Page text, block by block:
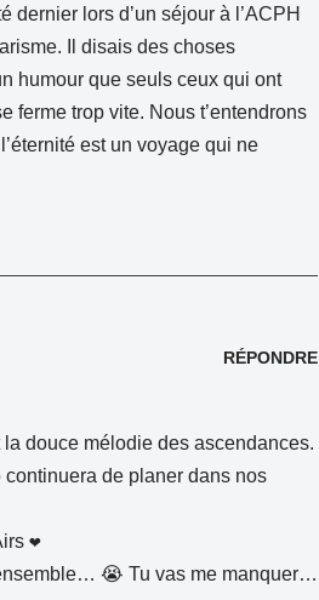
dernier lors d’un séjour à l’ACPH
Il disais des choses
humour que seuls ceux qui ont
ferme trop vite. Nous t’entendrons
est un voyage qui ne
RÉPONDRE
douce mélodie des ascendances.
continuera de planer dans nos
❤️
😭 Tu vas me manquer…